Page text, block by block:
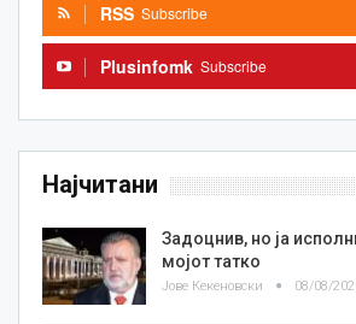
RSS Subscribe
Plusinfomk Subscribe
Најчитани
Задоцнив, но ја
мојот татко
Јове Кекеновски 08/08/